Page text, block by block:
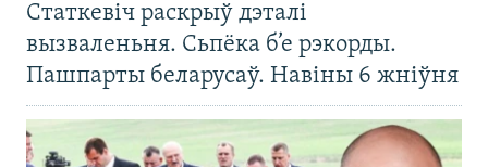
Статкевіч раскрыў дэталі
вызваленьня. Сьпёка б’е рэкорды.
Пашпарты беларусаў. Навіны 6 жніўня